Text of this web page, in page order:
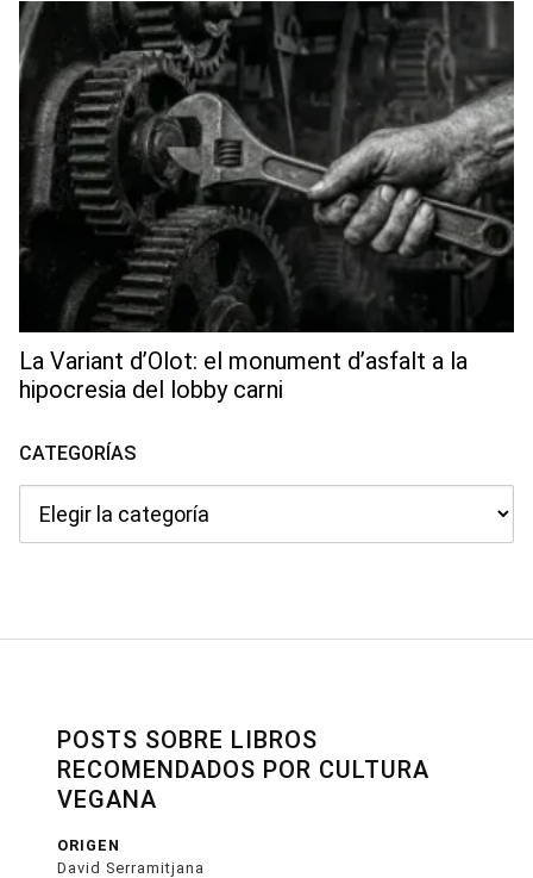
La Variant d’Olot: el monument d’asfalt a la
hipocresia del lobby carni
CATEGORÍAS
POSTS SOBRE LIBROS
RECOMENDADOS POR CULTURA
VEGANA
ORIGEN
David Serramitjana